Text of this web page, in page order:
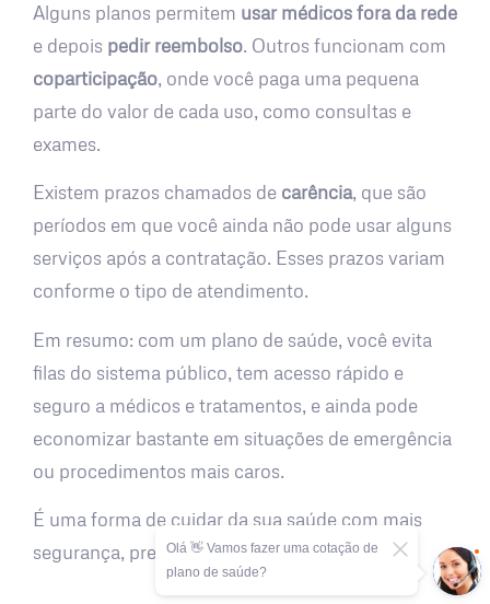
Alguns planos permitem usar médicos fora da rede
e depois pedir reembolso. Outros funcionam com
coparticipação, onde você paga uma pequena
parte do valor de cada uso, como consultas e
exames.
Existem prazos chamados de carência, que são
períodos em que você ainda não pode usar alguns
serviços após a contratação. Esses prazos variam
conforme o tipo de atendimento.
Em resumo: com um plano de saúde, você evita
filas do sistema público, tem acesso rápido e
seguro a médicos e tratamentos, e ainda pode
economizar bastante em situações de emergência
ou procedimentos mais caros.
É uma forma de cuidar da sua saúde com mais
segurança, previsibilidade e tranquilidade.
Olá 👋 Vamos fazer uma cotação de
plano de saúde?